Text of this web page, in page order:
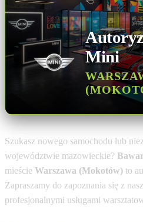
Mini
Szukasz nowego samochodu lub
województwie mazowieckie?
mieście Warszawa (Mokotów) to
Zapraszamy do zapoznania się z
profesjonalnymi usługami